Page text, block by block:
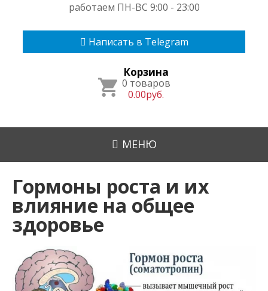
работаем ПН-ВС 9:00 - 23:00
Написать в Telegram
Корзина
0 товаров
0.00руб.
МЕНЮ
Гормоны роста и их
влияние на общее
здоровье